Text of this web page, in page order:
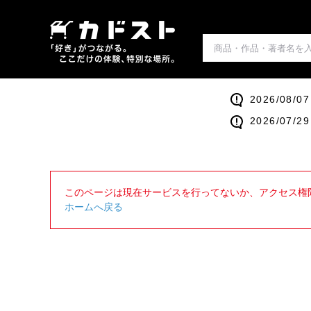
2026/08/07
2026/07/29
このページは現在サービスを行ってないか、アクセス
ホームへ戻る